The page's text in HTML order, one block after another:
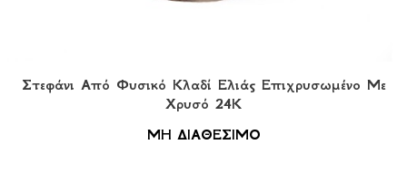
Στεφάνι Από Φυσικό Κλαδί Ελιάς Eπιχρυσωμένο Με
Χρυσό 24Κ
ΜΗ ΔΙΑΘΕΣΙΜΟ